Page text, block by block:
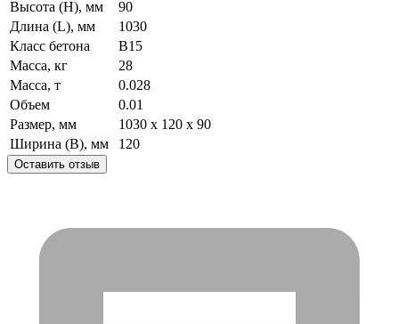
Высота (H), мм
90
Длина (L), мм
1030
Класс бетона
B15
Масса, кг
28
Масса, т
0.028
Объем
0.01
Размер, мм
1030 x 120 x 90
Ширина (B), мм
120
Оставить отзыв